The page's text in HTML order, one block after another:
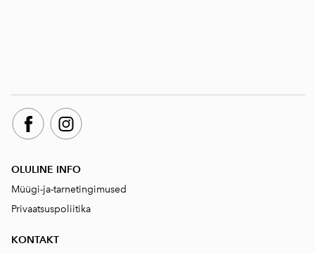
OLULINE INFO
Müügi-ja-tarnetingimused
Privaatsuspoliitika
KONTAKT